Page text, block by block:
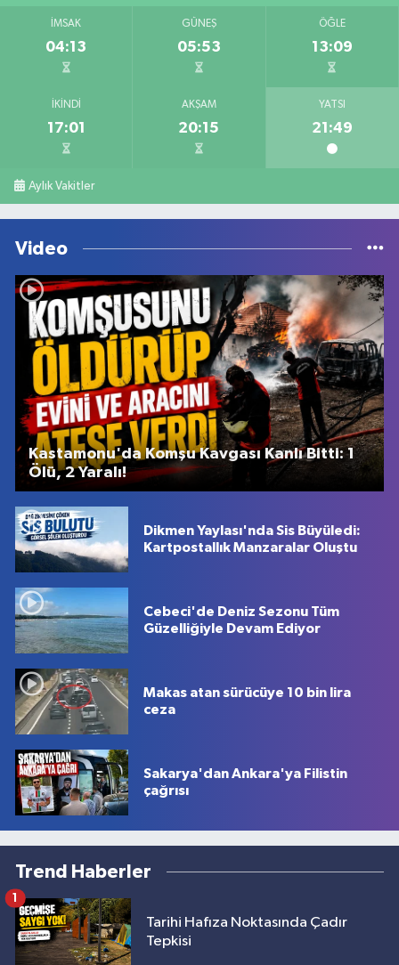
İMSAK
04:13
GÜNEŞ
05:53
ÖĞLE
13:09
İKINDI
17:01
AKŞAM
20:15
YATSI
21:49
Aylık Vakitler
Video
Kastamonu'da Komşu Kavgası Kanlı Bitti: 1
Ölü, 2 Yaralı!
Dikmen Yaylası'nda Sis Büyüledi:
Kartpostallık Manzaralar Oluştu
Cebeci'de Deniz Sezonu Tüm
Güzelliğiyle Devam Ediyor
Makas atan sürücüye 10 bin lira
ceza
Sakarya'dan Ankara'ya Filistin
çağrısı
Trend Haberler
Tarihi Hafıza Noktasında Çadır
Tepkisi
1